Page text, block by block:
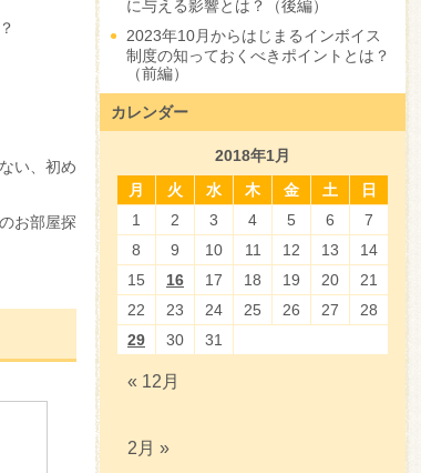
い、初め
お部屋探
に与える影響とは？（後編）
2023年10月からはじまるインボイス
制度の知っておくべきポイントとは？
（前編）
カレンダー
2018年1月
月
火 水 木 金 土
日
1
2 3 4 5 6
7
8
9 10 11 12 13
14
15
16 17 18 19 20
21
22
23 24 25 26 27
28
29
30 31
« 12月
2月 »